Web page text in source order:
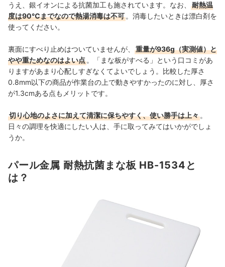
うえ、銀イオンによる抗菌加工も施されています。なお、
耐熱温
度は90℃までなので熱湯消毒は不可 。消毒したいときは漂白剤を
使ってください。
裏面にすべり止めはついていませんが、
重量が936g（実測値）と
やや重ためなのはよい点 。「まな板がすべる」という口コミがあ
りますがあまり心配しすぎなくてよいでしょう。比較した厚さ
0.8mm以下の商品が作業台の上で動きやすかったのに対し、厚さ
が1.3cmある点もメリットです。
切り心地のよさに加えて清潔に保ちやすく、使い勝手は上々 。
日々の調理を快適にしたい人は、手に取ってみてはいかがでしょ
うか。
パール金属 耐熱抗菌まな板 HB-1534と
は？